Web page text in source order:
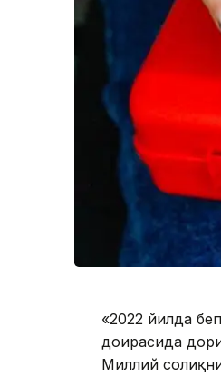
«2022 йилда
доирасида
Миллий